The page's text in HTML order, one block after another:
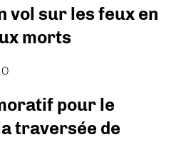
vol sur les feux en
morts
pour le
traversée de